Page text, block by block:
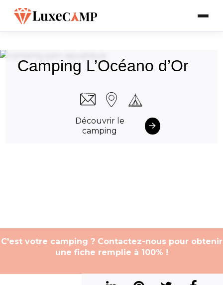
C'est votre camping ? Contactez-nous pour obtenir
une fiche remplie à 100% !
Camping L’Océano d’Or
Découvrir le
camping